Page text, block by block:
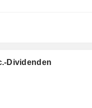
Dividenden